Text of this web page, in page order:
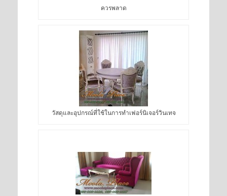
ควรพลาด
วัสดุและอุปกรณ์ที่ใช้ในการทำเฟอร์นิเจอร์วินเทจ